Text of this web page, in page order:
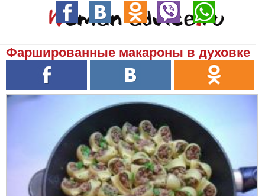
Фаршированные макароны в духовке